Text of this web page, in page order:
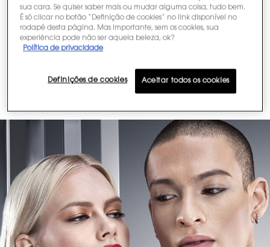
DE LUXO
FALE COM
O EXPERT YSL
sua cara. Se quiser saber mais ou mudar alguma coisa, tudo bem.
É só clicar no botão “Definição de cookies” no link disponível no
rodapé desta página. Mas importante, sem os cookies, sua
experiência pode não ser aquela beleza, ok?
Política de privacidade
Definições de cookies Aceitar todos os cookies